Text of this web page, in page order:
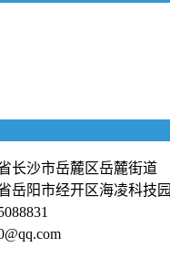
长沙市岳麓区岳麓街道
岳阳市经开区海凌科技园